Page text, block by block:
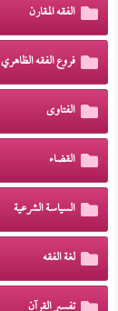
الفقه المقارن
فروع الفقه الظاهري
الفتاوى
القضاء
السياسة الشرعية
لغة الفقه